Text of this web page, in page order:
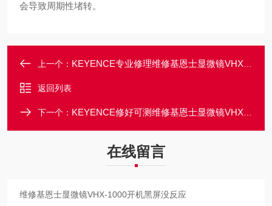
会导致周期性堵转。
上一个： KEYENCE专业修理维修基恩士显微镜VHX-1000上电开不了机修理
返回列表
下一个： KEYENCE修好可测维修基恩士显微镜VHX-1000开机黑屏不显示
在线留言